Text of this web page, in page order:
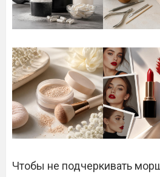
Чтобы не подчеркивать